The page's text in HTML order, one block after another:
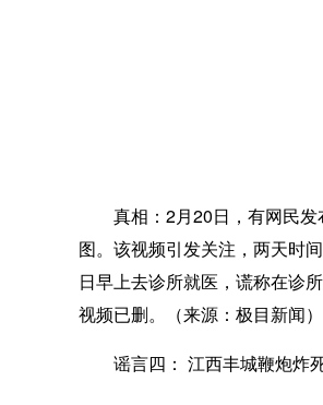
真相： 2月20日，有网民
图。该视频引发关注，两天时
日早上去诊所就医，谎称在诊
视频已删。（来源：极目新闻）
谣言四： 江西丰城鞭炮炸